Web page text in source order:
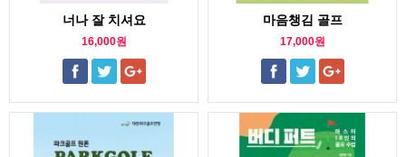
너나 잘 치셔요
16,000원
마음챙김 골프
17,000원